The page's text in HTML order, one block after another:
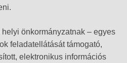
önkormányzatnak – egyes
feladatellátását támogató,
elektronikus információs